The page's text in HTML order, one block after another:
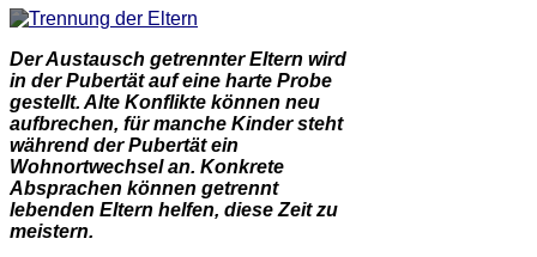
Der Austausch getrennter Eltern wird
in der Pubertät auf eine harte Probe
gestellt. Alte Konflikte können neu
aufbrechen, für manche Kinder steht
während der Pubertät ein
Wohnortwechsel an. Konkrete
Absprachen können getrennt
lebenden Eltern helfen, diese Zeit zu
meistern.